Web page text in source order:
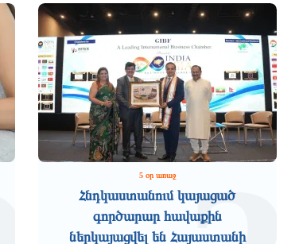
5 օր առաջ
Հնդկաստանում կայացած
գործարար հավաքին
ներկայացվել են Հայաստանի